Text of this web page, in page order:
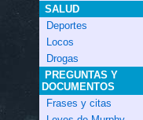
SALUD
Deportes
Locos
Drogas
PREGUNTAS Y
DOCUMENTOS
Frases y citas